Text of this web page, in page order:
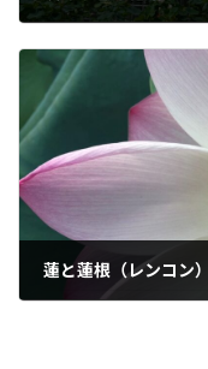
蓮と蓮根（レンコン）